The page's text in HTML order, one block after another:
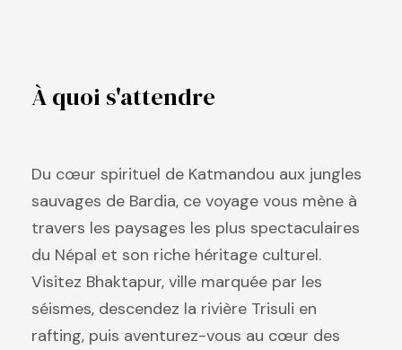
À quoi s'attendre
Du cœur spirituel de Katmandou aux jungles
sauvages de Bardia, ce voyage vous mène à
travers les paysages les plus spectaculaires
du Népal et son riche héritage culturel.
Visitez Bhaktapur, ville marquée par les
séismes, descendez la rivière Trisuli en
rafting, puis aventurez-vous au cœur des